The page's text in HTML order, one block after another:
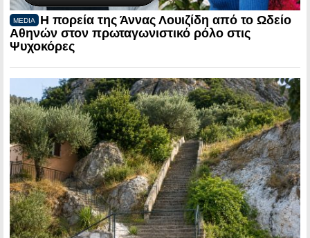
MEDIA
Η πορεία της Άννας Λουιζίδη από το Ωδείο
Αθηνών στον πρωταγωνιστικό ρόλο στις
Ψυχοκόρες